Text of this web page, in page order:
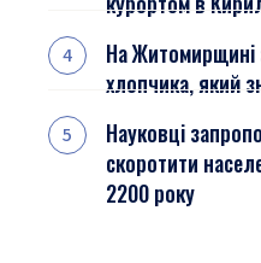
На Житомирщині
хлопчика, який
Науковці
скоротити
2200 року